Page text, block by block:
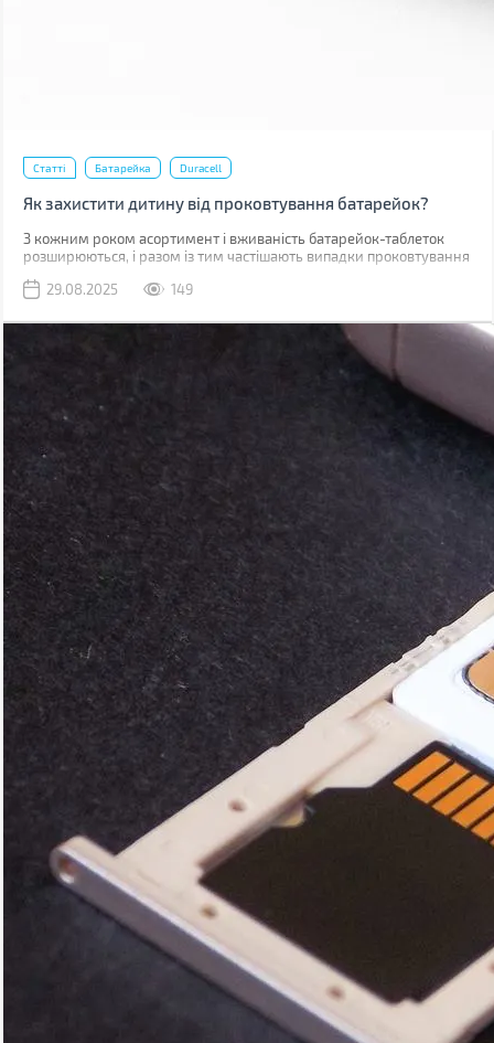
Статті Батарейка Duracell
Як захистити дитину від проковтування батарейок?
З кожним роком асортимент і вживаність батарейок-таблеток
розширюються, і разом із тим частішають випадки проковтування
від такої потенційно небезпечної ситуації та що для цього робить
29.08.2025 149